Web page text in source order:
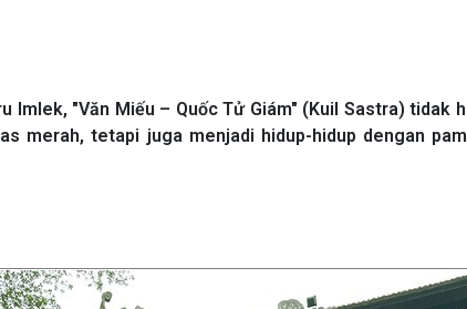
Imlek, "Văn Miếu – Quốc Tử Giám" (Kuil Sastra) tidak
merah, tetapi juga menjadi hidup-hidup dengan